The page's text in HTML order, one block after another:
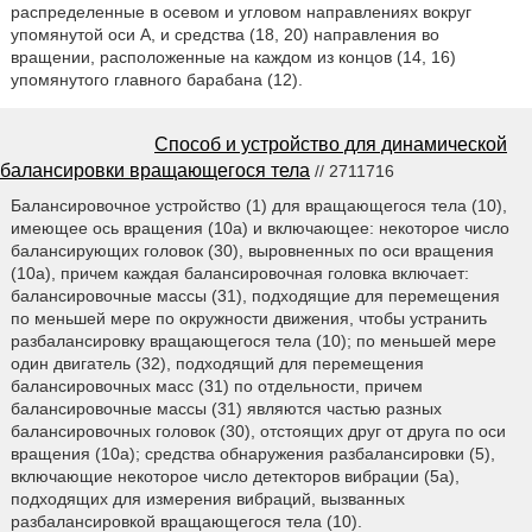
распределенные в осевом и угловом направлениях вокруг
упомянутой оси А, и средства (18, 20) направления во
вращении, расположенные на каждом из концов (14, 16)
упомянутого главного барабана (12).
Способ и устройство для динамической
балансировки вращающегося тела // 2711716
Балансировочное устройство (1) для вращающегося тела (10),
имеющее ось вращения (10а) и включающее: некоторое число
балансирующих головок (30), выровненных по оси вращения
(10а), причем каждая балансировочная головка включает:
балансировочные массы (31), подходящие для перемещения
по меньшей мере по окружности движения, чтобы устранить
разбалансировку вращающегося тела (10); по меньшей мере
один двигатель (32), подходящий для перемещения
балансировочных масс (31) по отдельности, причем
балансировочные массы (31) являются частью разных
балансировочных головок (30), отстоящих друг от друга по оси
вращения (10а); средства обнаружения разбалансировки (5),
включающие некоторое число детекторов вибрации (5а),
подходящих для измерения вибраций, вызванных
разбалансировкой вращающегося тела (10).